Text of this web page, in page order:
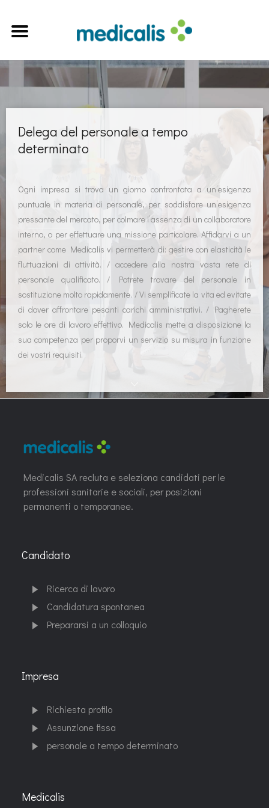
Delega del personale a tempo
determinato
Ogni impresa si trova un giorno confrontata a un’esigenza
puntuale in materia di personale, per soddisfare un’esigenza
pressante del mercato, per colmare l’assenza di un collaboratore
interno, o per effettuare una missione particolare. Affidarvi a un
partner come Medicalis vi permetterà di: gestire con elasticità le
fluttuazioni di attività. / accedere alla nostra vasta rete di
personale qualificato. / Potrete trovare del personale in
sostituzione molto rapidamente. / Vi semplificate la vita ed evitate
di dover affrontare pesanti carichi amministrativi. / Pagherete
solo le ore di lavoro effettivo. Medicalis mette a disposizione la
sua competenza per proporvi un servizio su misura in funzione
dei vostri requisiti.
Medicalis SA recluta e seleziona candidati per le
professioni sanitarie e sociali, per posizioni
permanenti o temporanee.
Candidato
Ricerca di lavoro
Candidatura spontanea
Prepararsi a un colloquio
Impresa
Richiesta profilo
Assunzione fissa
personale a tempo determinato
Medicalis